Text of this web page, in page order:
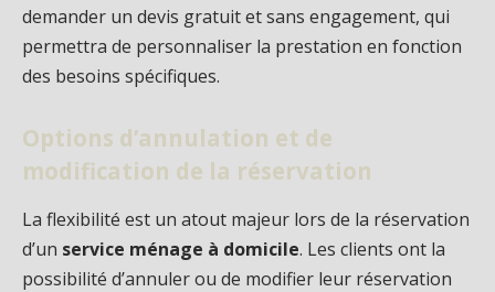
demander un devis gratuit et sans engagement, qui
permettra de personnaliser la prestation en fonction
des besoins spécifiques.
Options d’annulation et de
modification de la réservation
La flexibilité est un atout majeur lors de la réservation
d’un service ménage à domicile. Les clients ont la
possibilité d’annuler ou de modifier leur réservation